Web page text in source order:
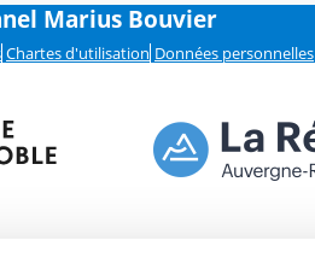
Marius Bouvier
Chartes d'utilisation Données personnelles